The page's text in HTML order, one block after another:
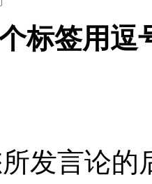
标签用逗
发言论的